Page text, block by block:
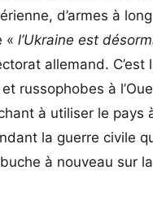
d’armes à
«l’Ukraine est
allemand.
russophobes à
à utiliser le pays
la guerre civile
à nouveau sur